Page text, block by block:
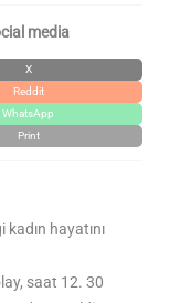
media
X
Reddit
WhatsApp
Print